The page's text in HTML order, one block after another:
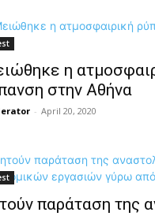
η
στην Αθήνα
- April 20, 2020
παράταση της